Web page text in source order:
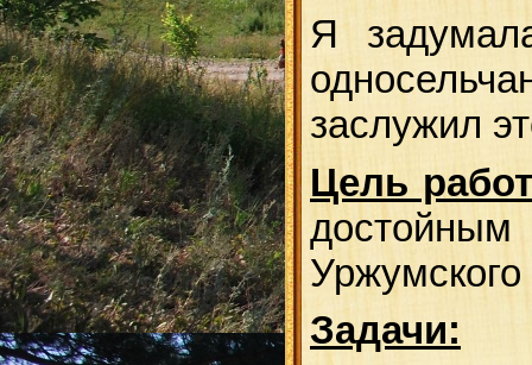
Я
заслужил
Цель
достойным
Задачи: